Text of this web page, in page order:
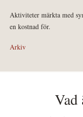
Aktiviteter märkta med
en kostnad för.
Arkiv
Vad